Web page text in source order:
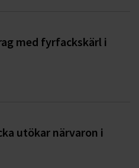
med fyrfackskärl i
utökar närvaron i